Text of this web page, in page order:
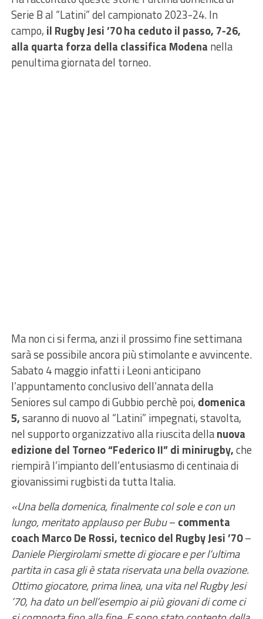
Serie B al “Latini” del campionato 2023-24. In
campo, il Rugby Jesi ’70 ha ceduto il passo, 7-26,
alla quarta forza della classifica Modena nella
penultima giornata del torneo.
Ma non ci si ferma, anzi il prossimo fine settimana
sarà se possibile ancora più stimolante e avvincente.
Sabato 4 maggio infatti i Leoni anticipano
l’appuntamento conclusivo dell’annata della
Seniores sul campo di Gubbio perchè poi, domenica
5,saranno di nuovo al “Latini” impegnati, stavolta,
nel supporto organizzativo alla riuscita dellanuova
edizione del Torneo “Federico II” di minirugby,che
riempirà l’impianto dell’entusiasmo di centinaia di
giovanissimi rugbisti da tutta Italia.
«Una bella domenica, finalmente col sole e con un
lungo, meritato applauso per Bubu– commenta
coach Marco De Rossi, tecnico del Rugby Jesi ’70–
Daniele Piergirolami smette di giocare e per l’ultima
partita in casa gli è stata riservata una bella ovazione.
Ottimo giocatore, prima linea, una vita nel Rugby Jesi
’70, ha dato un bell’esempio ai più giovani di come ci